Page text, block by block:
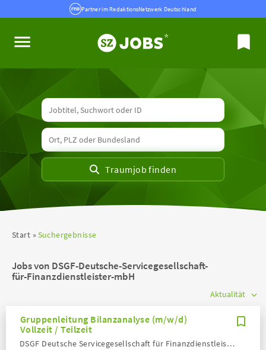
Partner im RedaktionsNetzwerk Deutschland
Start Suchergebnisse
Jobs von DSGF-Deutsche-Servicegesellschaft-
für-Finanzdienstleister-mbH
Gruppenleitung Bilanzanalyse (m/w/d)
Vollzeit / Teilzeit
DSGF Deutsche Servicegesellschaft für Finanzdienstleister mbH